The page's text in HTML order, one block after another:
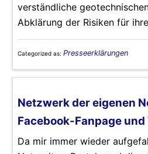
verständliche
Abklärung der Risiken für
Categorized as: Presseerklärungen
Netzwerk der eigenen
Facebook-Fanpage
Da mir immer wieder